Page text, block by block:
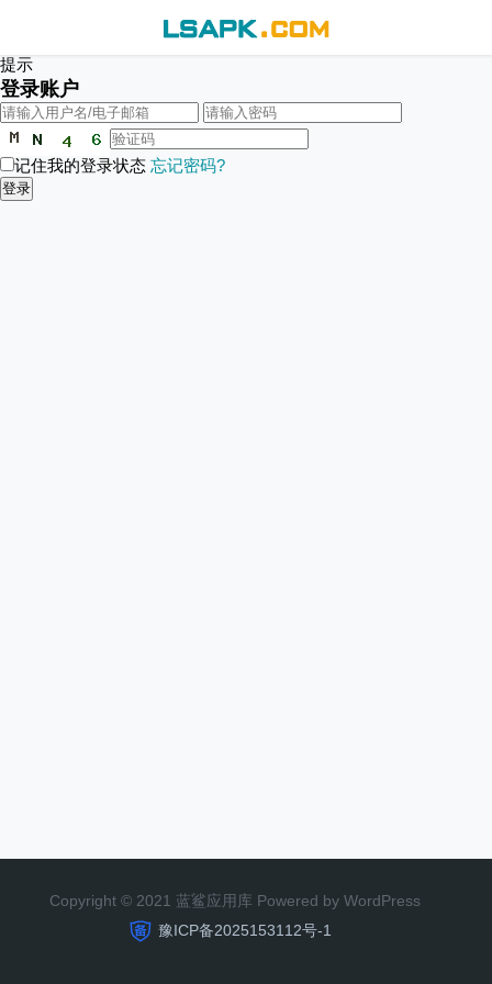
提示
登录账户
记住我的登录状态 忘记密码?
登录
Copyright © 2021 蓝鲨应用库 Powered by WordPress
豫ICP备2025153112号-1